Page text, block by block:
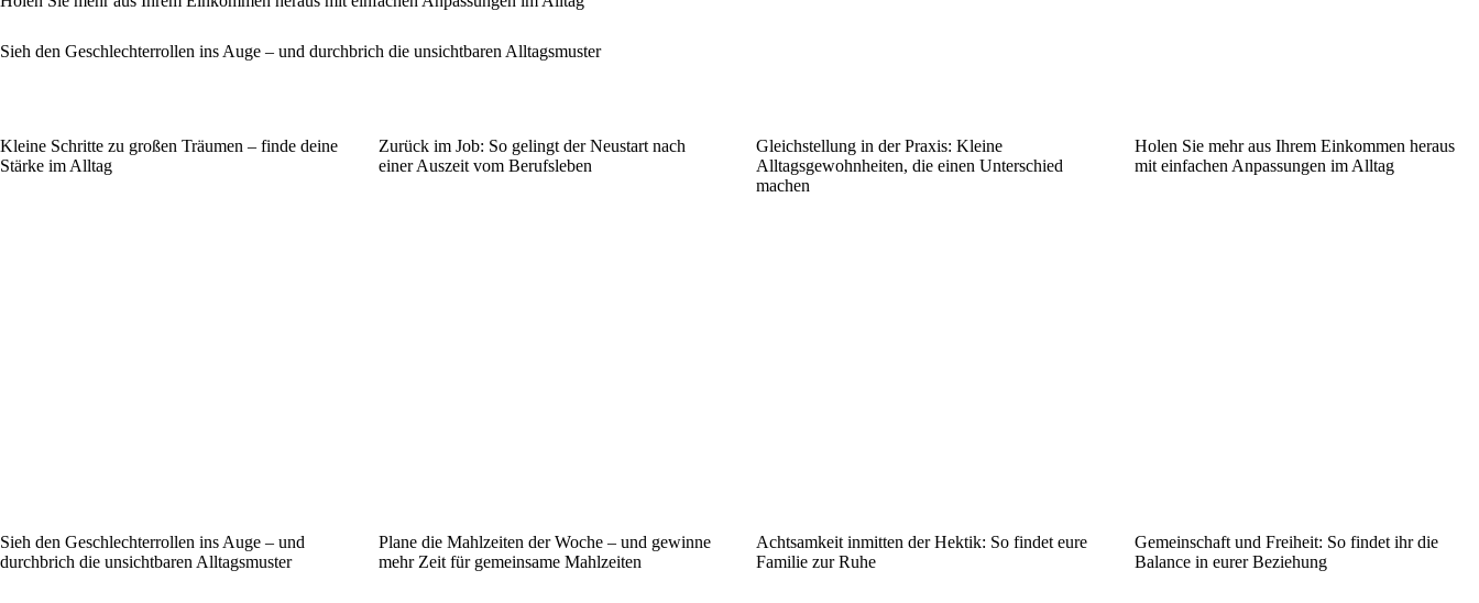
Sieh den Geschlechterrollen ins Auge – und durchbrich die unsichtbaren Alltagsmuster
Kleine Schritte zu großen Träumen – finde deine
Stärke im Alltag
Zurück im Job: So gelingt der Neustart nach
einer Auszeit vom Berufsleben
Gleichstellung in der Praxis: Kleine
Alltagsgewohnheiten, die einen Unterschied
machen
Holen Sie mehr aus Ihrem Einkommen heraus
mit einfachen Anpassungen im Alltag
Sieh den Geschlechterrollen ins Auge – und
durchbrich die unsichtbaren Alltagsmuster
Plane die Mahlzeiten der Woche – und gewinne
mehr Zeit für gemeinsame Mahlzeiten
Achtsamkeit inmitten der Hektik: So findet eure
Familie zur Ruhe
Gemeinschaft und Freiheit: So findet ihr die
Balance in eurer Beziehung